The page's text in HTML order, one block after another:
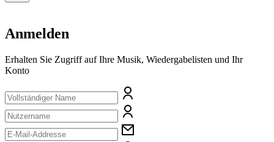
Anmelden
Erhalten Sie Zugriff auf Ihre Musik, Wiedergabelisten und Ihr
Konto